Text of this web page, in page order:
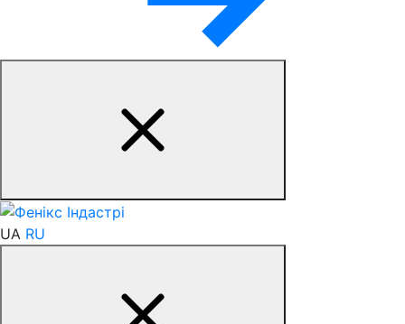
UA RU